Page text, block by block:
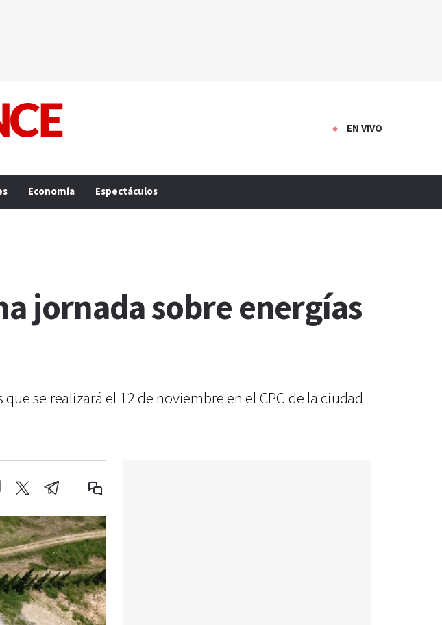
EN VIVO
Economía Espectáculos
jornada sobre energías
se realizará el 12 de noviembre en el CPC de la ciudad